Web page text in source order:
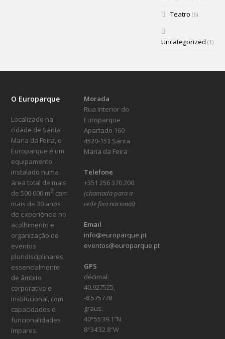
Teatro (6)
Uncategorized (1)
O Europarque
Localizado na
cidade de Santa
Maria da Feira, o
Europarque é um
equipamento
instalado numa
área total de mais
de 500 000 m2 com
mais de 30 anos
de experiência no
acolhimento e
organização de
eventos
pluridisciplinares,
essencialmente
de âmbito
corporativo e
institucional, com
capacidades e
funcionalidades
ímpares.
Morada
Rua Interior do
Europarque
Apartado 160
4520-153 Santa
Maria da Feira
Telefone
+351 256 370 200
(chamada para a
rede fixa nacional)
Email
info@europarque.pt
eventos@europarque.pt
GPS
décimal:
40.927525,
-8.575778
graus:
40°55’39.1″N
8°34’32.8″W